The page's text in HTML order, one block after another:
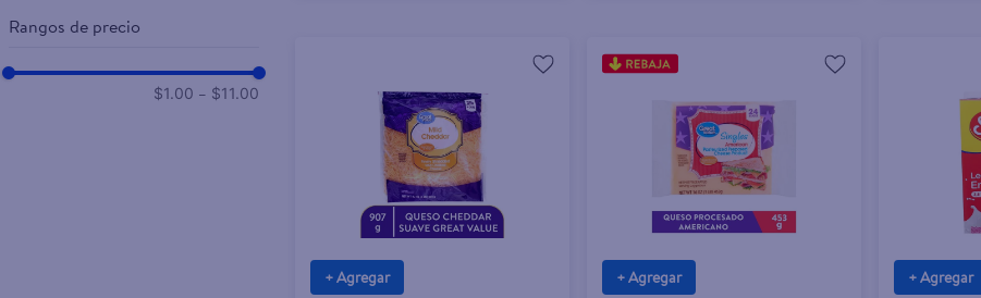
Rangos de precio
$1.00 – $11.00
+ Agregar + Agregar + Agregar